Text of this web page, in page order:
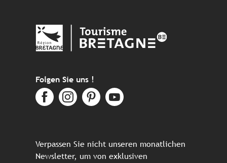
Folgen Sie uns !
Verpassen Sie nicht unseren monatlichen
Newsletter, um von exklusiven